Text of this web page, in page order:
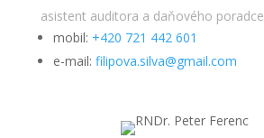
asistent auditora a daňového poradce
mobil: +420 721 442 601
e-mail: filipova.silva@gmail.com